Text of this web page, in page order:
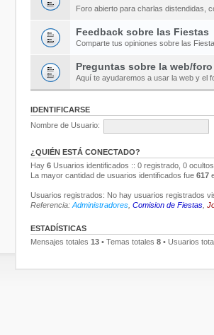
Foro abierto para charlas distendidas,
Feedback sobre las Fiestas
Comparte tus opiniones sobre las
Preguntas sobre la web/foro
Aquí te ayudaremos a usar la web y el
IDENTIFICARSE
Nombre de Usuario:
¿QUIÉN ESTÁ CONECTADO?
Hay 6 Usuarios identificados :: 0 registrado, 0
La mayor cantidad de usuarios identificados fue 617
Usuarios registrados: No hay usuarios registrados
Referencia: Administradores Comision de Fiestas
ESTADÍSTICAS
Mensajes totales 13 • Temas totales 8 • Usuarios